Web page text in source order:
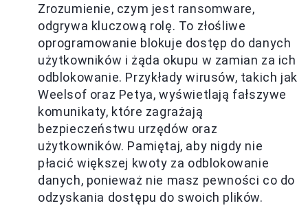
Zrozumienie, czym jest ransomware,
odgrywa kluczową rolę. To złośliwe
oprogramowanie blokuje dostęp do danych
użytkowników i żąda okupu w zamian za ich
odblokowanie. Przykłady wirusów, takich jak
Weelsof oraz Petya, wyświetlają fałszywe
komunikaty, które zagrażają
bezpieczeństwu urzędów oraz
użytkowników. Pamiętaj, aby nigdy nie
płacić większej kwoty za odblokowanie
danych, ponieważ nie masz pewności co do
odzyskania dostępu do swoich plików.